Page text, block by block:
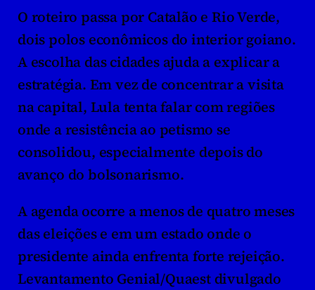
O roteiro passa por Catalão e Rio Verde,
dois polos econômicos do interior goiano.
A escolha das cidades ajuda a explicar a
estratégia. Em vez de concentrar a visita
na capital, Lula tenta falar com regiões
onde a resistência ao petismo se
consolidou, especialmente depois do
avanço do bolsonarismo.
A agenda ocorre a menos de quatro meses
das eleições e em um estado onde o
presidente ainda enfrenta forte rejeição.
Levantamento Genial/Quaest divulgado